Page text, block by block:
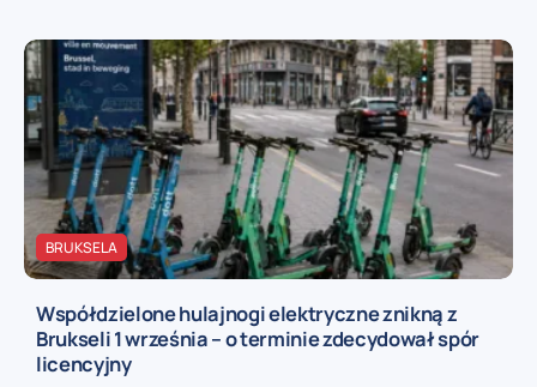
BRUKSELA
Współdzielone hulajnogi elektryczne znikną z
Brukseli 1 września – o terminie zdecydował spór
licencyjny